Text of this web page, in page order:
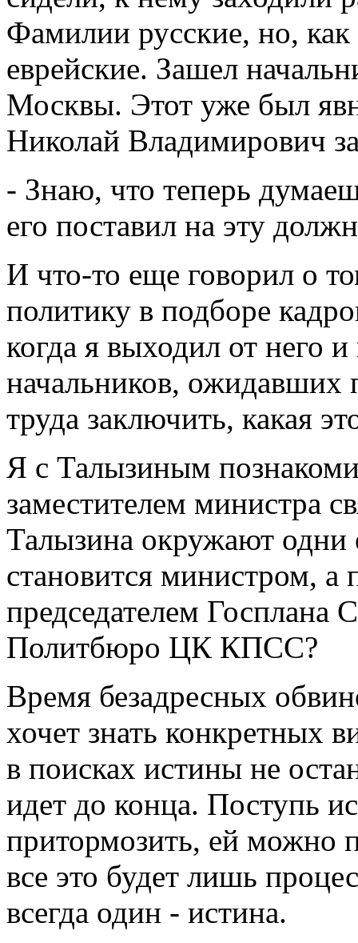
Фамилии русские, но, как
еврейские. Зашел
Москвы. Этот уже был
Николай Владимирович
- Знаю, что теперь
его поставил на эту
И что-то еще говорил о
политику в подборе
когда я выходил от него
начальников, ожидавших
труда заключить, какая
Я с Талызиным
заместителем министра
Талызина окружают одни
становится министром,
председателем Госплана
Политбюро ЦК КПСС?
Время безадресных
хочет знать конкретных
в поисках истины не
идет до конца. Поступь
притормозить, ей можно
все это будет лишь
всегда один - истина.